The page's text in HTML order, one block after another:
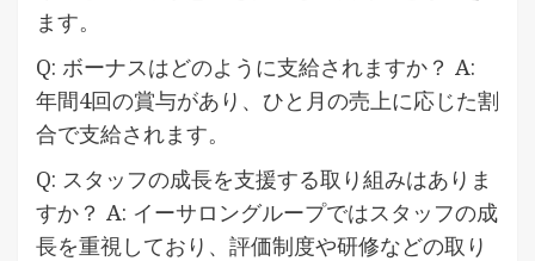
ます。
Q: ボーナスはどのように支給されますか？ A:
年間4回の賞与があり、ひと月の売上に応じた割
合で支給されます。
Q: スタッフの成長を支援する取り組みはありま
すか？ A: イーサロングループではスタッフの成
長を重視しており、評価制度や研修などの取り